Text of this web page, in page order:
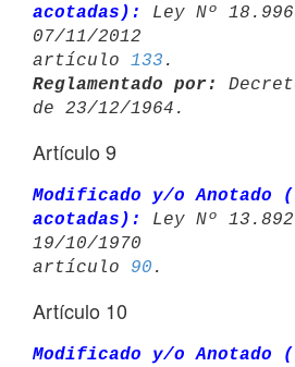
acotadas):
Ley Nº
07/11/2012
artículo 133
Reglamentado por:
Artículo 9
Modificado y/o Anotado
acotadas):
Ley Nº
19/10/1970
artículo 90
Artículo 10
Modificado y/o Anotado